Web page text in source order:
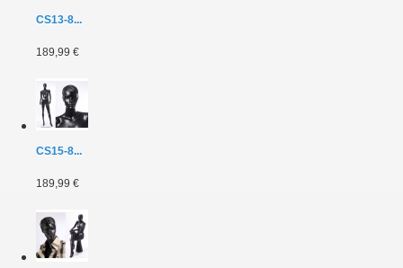
CS13-8...
189,99 €
CS15-8...
189,99 €